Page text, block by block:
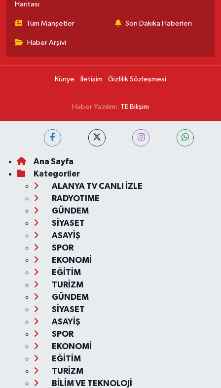
Haritası
Tüm Manşetler Son Dakika Haberleri
Haber Arşivi
Künye İletişim Gizlilik Sözleşmesi
Haber Yazılımı: TE Bilişim
Ana Sayfa
Kategoriler
ALANYA TV CANLI İZLE
RADYOTIME
GÜNDEM
SİYASET
ASAYİŞ
SPOR
EKONOMİ
EĞİTİM
TURİZM
GÜNDEM
SİYASET
ASAYİŞ
SPOR
EKONOMİ
EĞİTİM
TURİZM
BİLİM VE TEKNOLOJİ